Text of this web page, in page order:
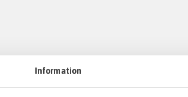
Information